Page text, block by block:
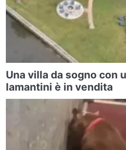
Una villa da sogno con
lamantini è in vendita